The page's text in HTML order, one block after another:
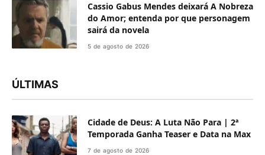
Cassio Gabus Mendes deixará A Nobreza
do Amor; entenda por que personagem
sairá da novela
5 de agosto de 2026
ÚLTIMAS
Cidade de Deus: A Luta Não Para | 2ª
Temporada Ganha Teaser e Data na Max
7 de agosto de 2026